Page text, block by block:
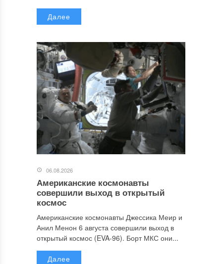
Далее
06.08.2026
Американские космонавты
совершили выход в открытый
космос
Американские космонавты Джессика Меир и
Анил Менон 6 августа совершили выход в
открытый космос (EVA-96). Борт МКС они...
Далее